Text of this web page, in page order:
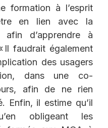
formation à l’esprit
en lien avec la
d’apprendre à
Il faudrait également
des usagers
dans une co-
afin de ne rien
Enfin, il estime qu’il
obligeant les